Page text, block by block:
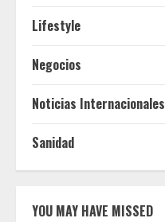
Lifestyle
Negocios
Noticias Internacionales
Sanidad
YOU MAY HAVE MISSED